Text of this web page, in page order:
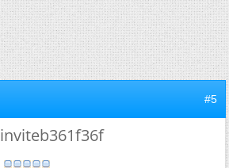
#5
inviteb361f36f